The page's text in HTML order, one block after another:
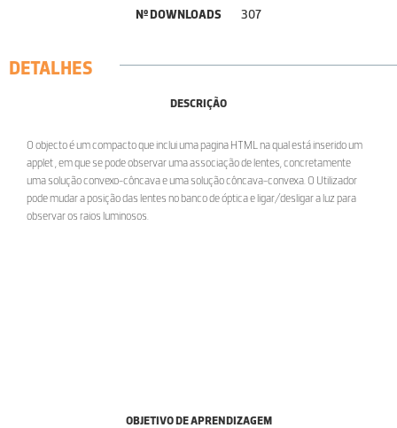
Nº DOWNLOADS 307
DETALHES
DESCRIÇÃO
O objecto é um compacto que inclui uma pagina HTML na qual está inserido um
applet , em que se pode observar uma associação de lentes, concretamente
uma solução convexo-côncava e uma solução côncava-convexa. O Utilizador
pode mudar a posição das lentes no banco de óptica e ligar/desligar a luz para
observar os raios luminosos.
OBJETIVO DE APRENDIZAGEM